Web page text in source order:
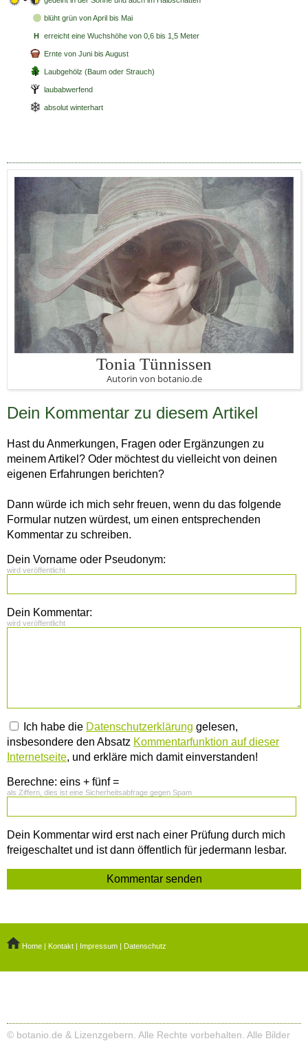
blüht grün von April bis Mai
H erreicht eine Wuchshöhe von 0,6 bis 1,5 Meter
Ernte von Juni bis August
Laubgehölz (Baum oder Strauch)
laubabwerfend
absolut winterhart
Tonia Tünnissen
Autorin von botanio.de
Dein Kommentar zu diesem Artikel
Hast du Anmerkungen, Fragen oder Ergänzungen zu
meinem Artikel? Oder möchtest du vielleicht von deinen
eigenen Erfahrungen berichten?
Dann würde ich mich sehr freuen, wenn du das folgende
Formular nutzen würdest, um einen entsprechenden
Kommentar zu schreiben.
Dein Vorname oder Pseudonym:
wird veröffentlicht
Dein Kommentar:
wird veröffentlicht
Ich habe die Datenschutzerklärung gelesen,
insbesondere den Absatz Kommentarfunktion auf dieser
Internetseite, und erkläre mich damit einverstanden!
Berechne: eins + fünf =
als Ziffern, dies ist eine Sicherheitsabfrage gegen Spam
Dein Kommentar wird erst nach einer Prüfung durch mich
freigeschaltet und ist dann öffentlich für jedermann lesbar.
Home | Kontakt | Impressum | Datenschutz
© botanio.de & Lizenzgebern. Alle Rechte vorbehalten. Alle Bilder